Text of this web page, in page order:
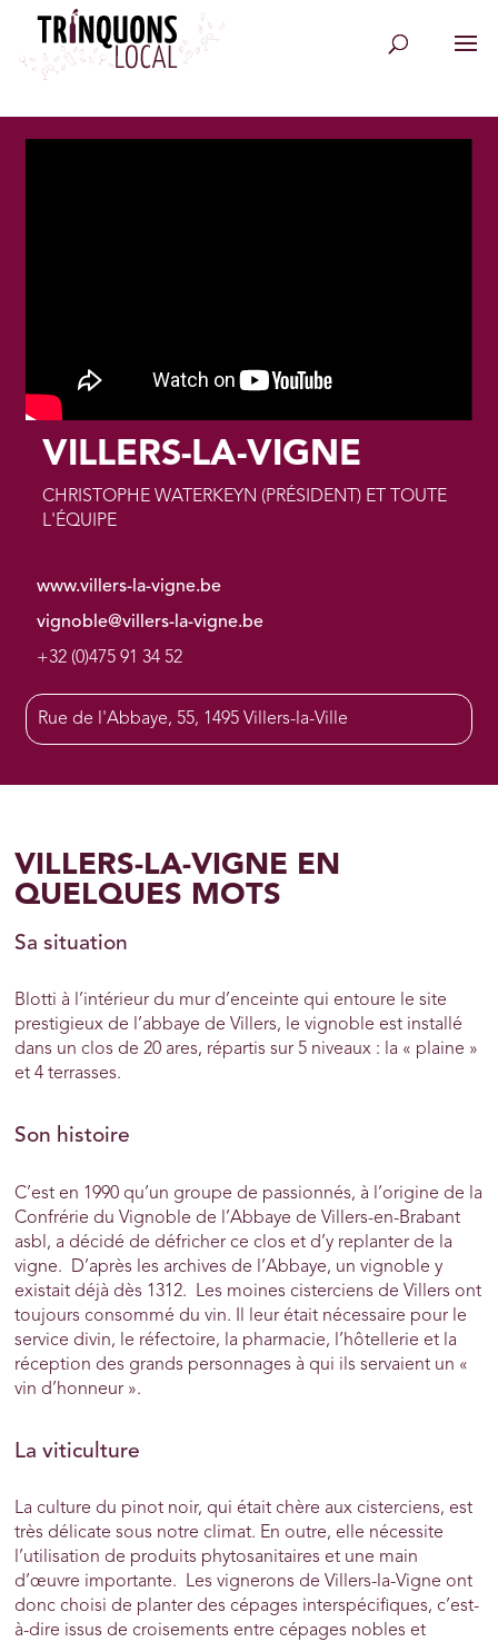
VILLERS-LA-VIGNE
CHRISTOPHE WATERKEYN (PRÉSIDENT) ET TOUTE
L'ÉQUIPE
www.villers-la-vigne.be
vignoble@villers-la-vigne.be
+32 (0)475 91 34 52
Rue de l'Abbaye, 55, 1495 Villers-la-Ville
VILLERS-LA-VIGNE EN
QUELQUES MOTS
Sa situation
Blotti à l’intérieur du mur d’enceinte qui entoure le site
prestigieux de l’abbaye de Villers, le vignoble est installé
dans un clos de 20 ares, répartis sur 5 niveaux : la « plaine »
et 4 terrasses.
Son histoire
C’est en 1990 qu’un groupe de passionnés, à l’origine de la
Confrérie du Vignoble de l’Abbaye de Villers-en-Brabant
asbl, a décidé de défricher ce clos et d’y replanter de la
vigne. D’après les archives de l’Abbaye, un vignoble y
existait déjà dès 1312. Les moines cisterciens de Villers ont
toujours consommé du vin. Il leur était nécessaire pour le
service divin, le réfectoire, la pharmacie, l’hôtellerie et la
réception des grands personnages à qui ils servaient un «
vin d’honneur ».
La viticulture
La culture du pinot noir, qui était chère aux cisterciens, est
très délicate sous notre climat. En outre, elle nécessite
l’utilisation de produits phytosanitaires et une main
d’œuvre importante. Les vignerons de Villers-la-Vigne ont
donc choisi de planter des cépages interspécifiques, c’est-
à-dire issus de croisements entre cépages nobles et